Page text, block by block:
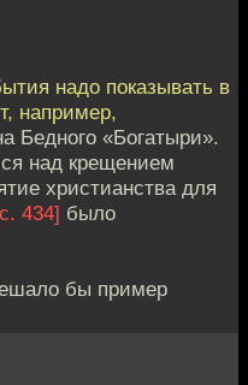
надо показывать в
например,
Бедного «Богатыри».
над крещением
христианства для
434] было
бы пример